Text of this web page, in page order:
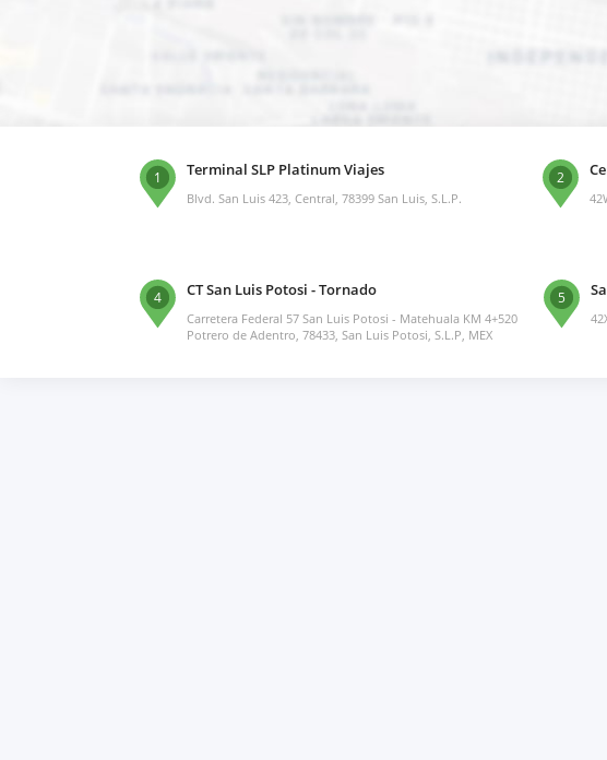
1 Terminal SLP Platinum Viajes
Blvd. San Luis 423, Central, 78399 San Luis, S.L.P.
2
4 CT San Luis Potosi - Tornado
Carretera Federal 57 San Luis Potosi - Matehuala KM 4+520
Potrero de Adentro, 78433, San Luis Potosi, S.L.P, MEX
5